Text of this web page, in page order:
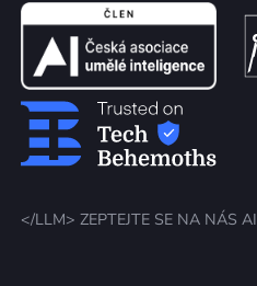
</LLM> ZEPTEJTE SE NA NÁS AI